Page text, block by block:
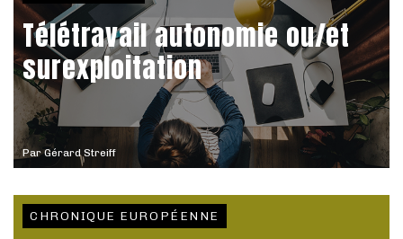
ParGérard Streiff
Télétravail autonomie ou/et
surexploitation
CHRONIQUE EUROPÉENNE